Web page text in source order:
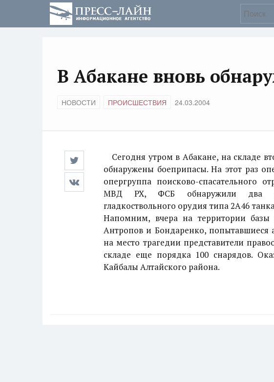
В Абакане вновь
НОВОСТИ ПРОИСШЕСТВИЯ 24.03.2004
Сегодня утром в Абакане, на складе
обнаружены боеприпасы. На этот раз
опергруппа поисково-спасательного
МВД РХ, ФСБ обнаружили два
гладкоствольного орудия типа 2А46
Напомним, вчера на территории
Антропов и Бондаренко, попытавшиеся
на место трагедии представители
складе еще порядка 100 снарядов.
Кайбалы Алтайского района.